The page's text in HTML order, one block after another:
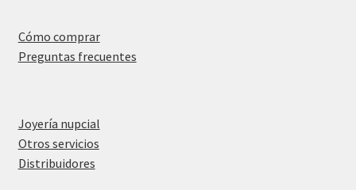
Cómo comprar
Preguntas frecuentes
Joyería nupcial
Otros servicios
Distribuidores